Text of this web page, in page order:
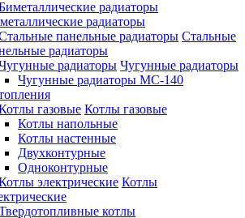
радиаторы
Стальные
радиаторы
Чугунные радиаторы
Чугунные радиаторы МС-140
Котлы газовые
Котлы напольные
Котлы настенные
Двухконтурные
Одноконтурные
Котлы